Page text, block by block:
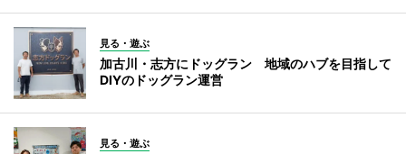
見る・遊ぶ
加古川・志方にドッグラン 地域のハブを目指して
DIYのドッグラン運営
見る・遊ぶ